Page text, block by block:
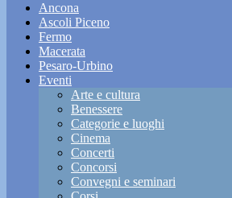
Ancona
Ascoli Piceno
Fermo
Macerata
Pesaro-Urbino
Eventi
Arte e cultura
Benessere
Categorie e luoghi
Cinema
Concerti
Concorsi
Convegni e seminari